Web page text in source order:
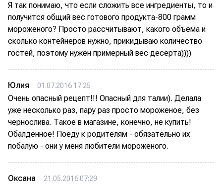
Я так понимаю, что если сложить все ингредиенты, то и
получится общий вес готового продукта-800 грамм
мороженого? Просто рассчитывают, какого объёма и
сколько контейнеров нужно, прикидываю количество
гостей, поэтому нужен примерный вес десерта))))
Юлия 01.07.2016 17:25
Очень опасный рецепт!!! Опасный для талии). Делала
уже несколько раз, пару раз просто мороженое, без
чернослива. Такое в магазине, конечно, не купить!
Обалденное! Поеду к родителям - обязательно их
побалую - они у меня любители мороженого.
Оксана 21.05.2016 07:29